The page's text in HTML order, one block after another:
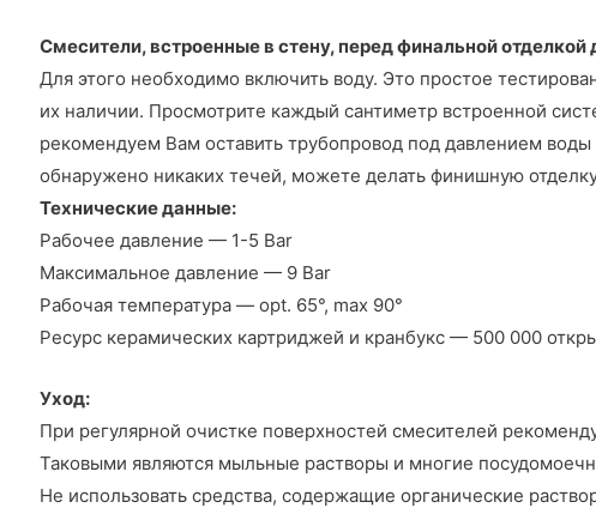
Смесители, встроенные в стену, перед финальной
Для этого необходимо включить воду. Это простое
их наличии. Просмотрите каждый сантиметр встроенной
рекомендуем Вам оставить трубопровод под давлением
обнаружено никаких течей, можете делать финишную
Технические данные:
Рабочее давление — 1-5 Bar
Максимальное давление — 9 Bar
Рабочая температура — opt. 65°, max 90°
Ресурс керамических картриджей и кранбукс — 500 000
Уход:
При регулярной очистке поверхностей смесителей
Таковыми являются мыльные растворы и многие
Не использовать средства, содержащие органические